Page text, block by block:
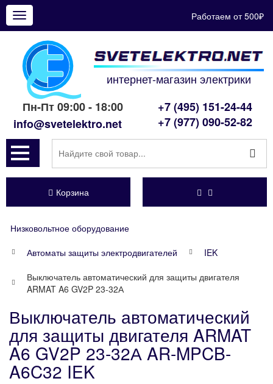
Показать
меню
Работаем от 500₽
интернет-магазин электрики
Пн-Пт 09:00 - 18:00
info@svetelektro.net
+7 (495) 151-24-44
+7 (977) 090-52-82
Корзина
Низковольтное оборудование
Автоматы защиты электродвигателей
IEK
Выключатель автоматический для защиты двигателя
ARMAT A6 GV2P 23-32А
Выключатель автоматический
для защиты двигателя ARMAT
A6 GV2P 23-32А AR-MPCB-
A6C32 IEK